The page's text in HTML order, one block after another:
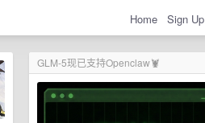
Home Sign Up
GLM-5现已支持Openclaw🦞